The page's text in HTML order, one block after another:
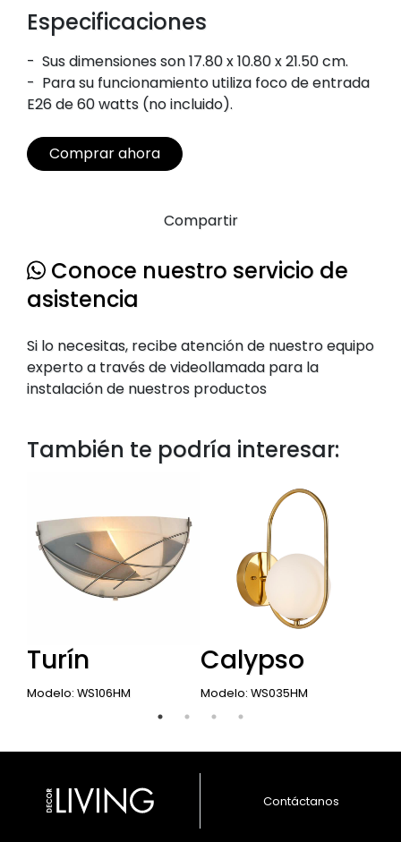
Compartir
Especificaciones
- Sus dimensiones son 17.80 x 10.80 x 21.50 cm.
- Para su funcionamiento utiliza foco de entrada
E26 de 60 watts (no incluido).
Comprar ahora
Conoce nuestro servicio de
asistencia
Si lo necesitas, recibe atención de nuestro equipo
experto a través de videollamada para la
instalación de nuestros productos
También te podría interesar:
Turín
Modelo: WS106HM
Calypso
Modelo: WS035HM
Contáctanos